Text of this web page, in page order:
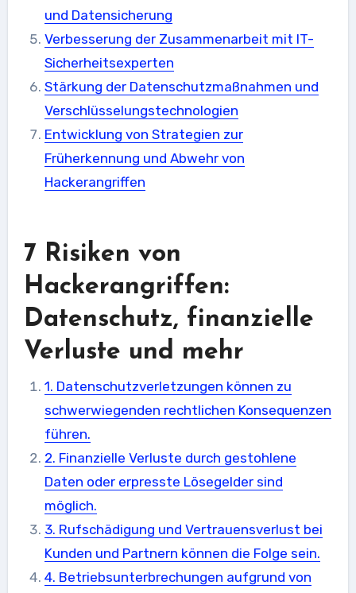
und Datensicherung
Verbesserung der Zusammenarbeit mit IT-
Sicherheitsexperten
Stärkung der Datenschutzmaßnahmen und
Verschlüsselungstechnologien
Entwicklung von Strategien zur
Früherkennung und Abwehr von
Hackerangriffen
7 Risiken von
Hackerangriffen:
Datenschutz, finanzielle
Verluste und mehr
1. Datenschutzverletzungen können zu
schwerwiegenden rechtlichen Konsequenzen
führen.
2. Finanzielle Verluste durch gestohlene
Daten oder erpresste Lösegelder sind
möglich.
3. Rufschädigung und Vertrauensverlust bei
Kunden und Partnern können die Folge sein.
4. Betriebsunterbrechungen aufgrund von